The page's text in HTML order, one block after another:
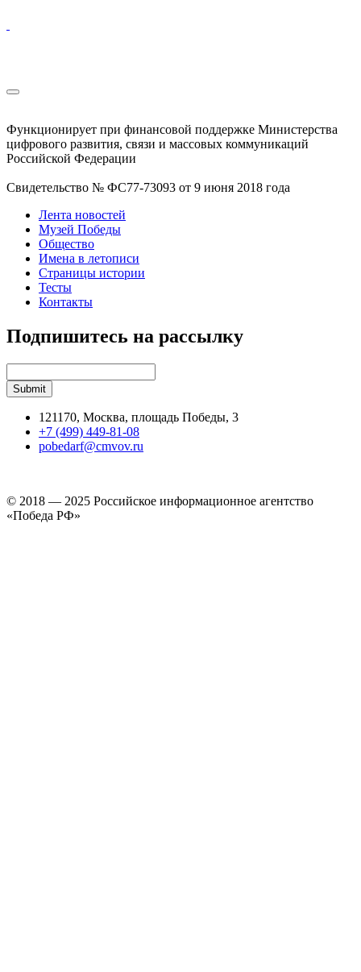
Функционирует при финансовой поддержке Министерства
цифрового развития, связи и массовых коммуникаций
Российской Федерации
Свидетельство № ФС77-73093 от 9 июня 2018 года
Лента новостей
Музей Победы
Общество
Имена в летописи
Страницы истории
Тесты
Контакты
Подпишитесь на рассылку
121170, Москва, площадь Победы, 3
+7 (499) 449-81-08
pobedarf@cmvov.ru
© 2018 — 2025 Российское информационное агентство
«Победа РФ»